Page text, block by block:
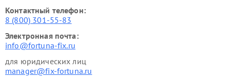
Контактный телефон:
8 (800) 301-55-83
Электронная почта:
info@fortuna-fix.ru
для юридических лиц
manager@fix-fortuna.ru